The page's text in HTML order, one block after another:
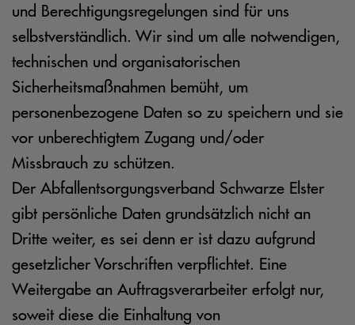
und Berechtigungsregelungen sind für uns
selbstverständlich. Wir sind um alle notwendigen,
technischen und organisatorischen
Sicherheitsmaßnahmen bemüht, um
personenbezogene Daten so zu speichern und sie
vor unberechtigtem Zugang und/oder
Missbrauch zu schützen.
Der Abfallentsorgungsverband Schwarze Elster
gibt persönliche Daten grundsätzlich nicht an
Dritte weiter, es sei denn er ist dazu aufgrund
gesetzlicher Vorschriften verpflichtet. Eine
Weitergabe an Auftragsverarbeiter erfolgt nur,
soweit diese die Einhaltung von